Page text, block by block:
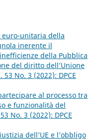
unitaria della
inerente il
della Pubblica
del diritto dell’Unione
53 No. 3 (2022): DPCE
al processo tra
e funzionalità del
No. 3 (2022): DPCE
dell’UE e l’obbligo